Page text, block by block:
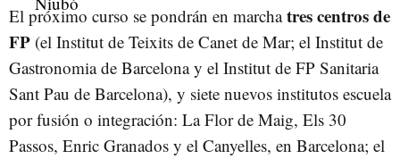
El próximo curso se pondrán en marchatres centros de
FP (el Institut de Teixits de Canet de Mar; el Institut de
Gastronomia de Barcelona y el Institut de FP Sanitaria
Sant Pau de Barcelona), y siete nuevos institutos escuela
por fusión o integración: La Flor de Maig, Els 30
Passos, Enric Granados y el Canyelles, en Barcelona; el